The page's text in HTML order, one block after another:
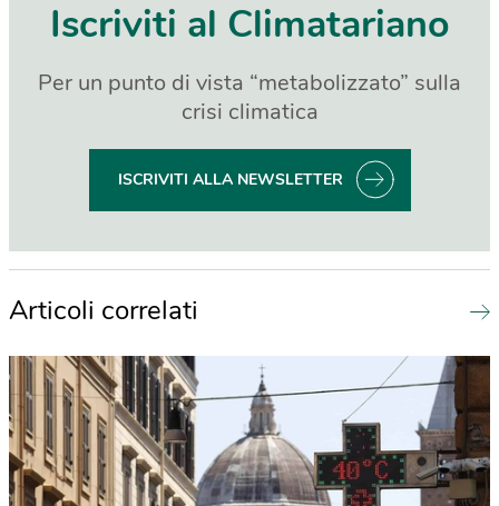
Iscriviti al Climatariano
Per un punto di vista “metabolizzato” sulla
crisi climatica
ISCRIVITI ALLA NEWSLETTER
Articoli correlati